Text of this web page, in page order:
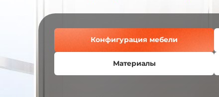
Конфигурация мебели
Материалы